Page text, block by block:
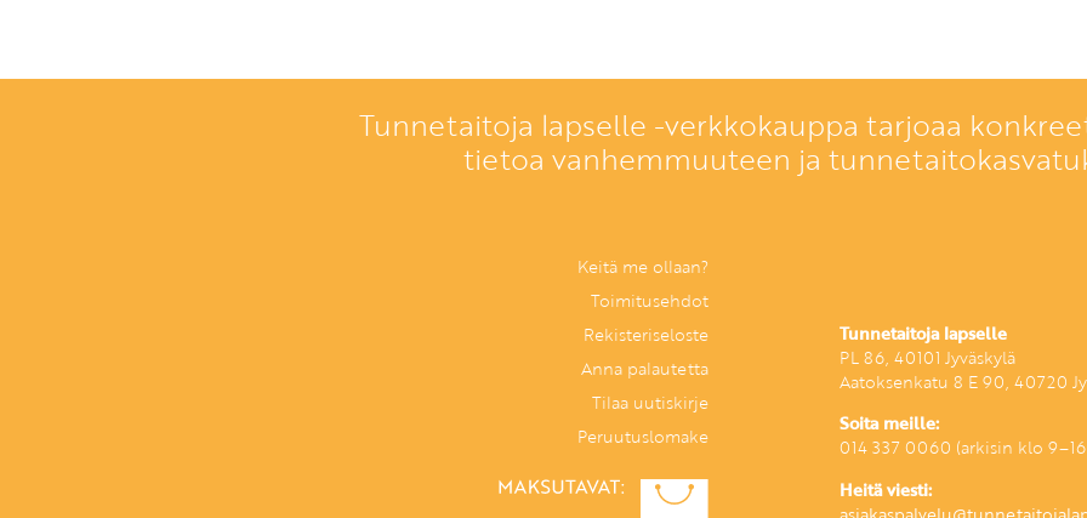
Tunnetaitoja lapselle -verkkokauppa tarjoaa
tietoa vanhemmuuteen ja
Keitä me ollaan?
Toimitusehdot
Rekisteriseloste
Anna palautetta
Tilaa uutiskirje
Peruutuslomake
Tunnetaitoja lapselle
PL 86, 40101 Jyväskylä
Aatoksenkatu 8 E 90, 40720
Soita meille:
014 337 0060 (arkisin klo
Heitä viesti: